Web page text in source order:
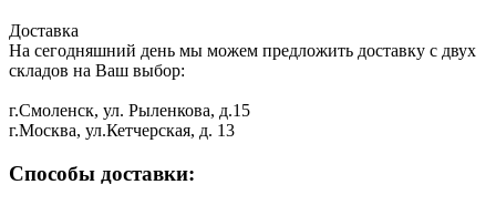
Доставка
На сегодняшний день мы можем предложить доставку с двух
складов на Ваш выбор:
г.Смоленск, ул. Рыленкова, д.15
г.Москва, ул.Кетчерская, д. 13
Способы доставки: